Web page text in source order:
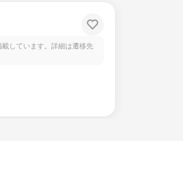
しています。詳細は遷移先